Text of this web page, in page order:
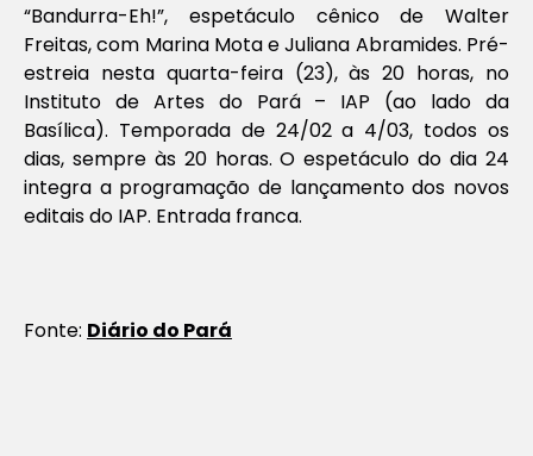
“Bandurra-Eh!”, espetáculo cênico de Walter
Freitas, com Marina Mota e Juliana Abramides. Pré-
estreia nesta quarta-feira (23), às 20 horas, no
Instituto de Artes do Pará – IAP (ao lado da
Basílica). Temporada de 24/02 a 4/03, todos os
dias, sempre às 20 horas. O espetáculo do dia 24
integra a programação de lançamento dos novos
editais do IAP. Entrada franca.
Fonte: Diário do Pará